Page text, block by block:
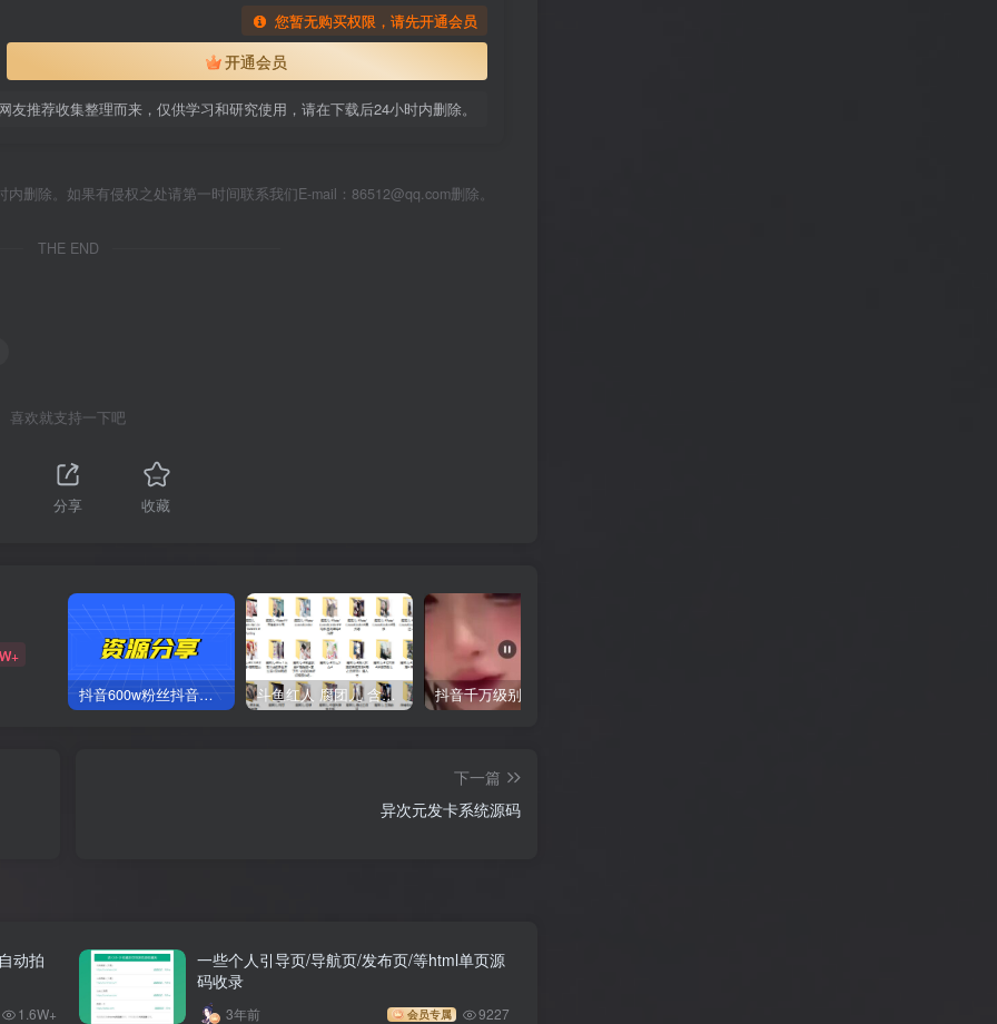
您暂无购买权限，请先开通会员
开通会员
友推荐收集整理而来，仅供学习和研究使用，请在下载后24小时内删除。
删除。如果有侵权之处请第一时间联系我们E-mail：86512@qq.com删除。
THE END
喜欢就支持一下吧
分享 收藏
抖音600w粉丝抖音网红痞幼一手资料 877P 500M 含私拍 斗鱼红人 腐团儿 含付费 大尺写真 32套
下一篇
异次元发卡系统源码
动拍
1.6W+
一些个人引导页/导航页/发布页/等html单页源
码收录
3年前 会员专属 9227